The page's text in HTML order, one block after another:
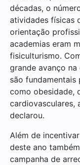
décadas, o
atividades físicas
orientação
academias eram
fisiculturismo.
grande avanço
são fundamentais
como obesidade,
cardiovasculares,
declarou.
Além de
deste ano
campanha de